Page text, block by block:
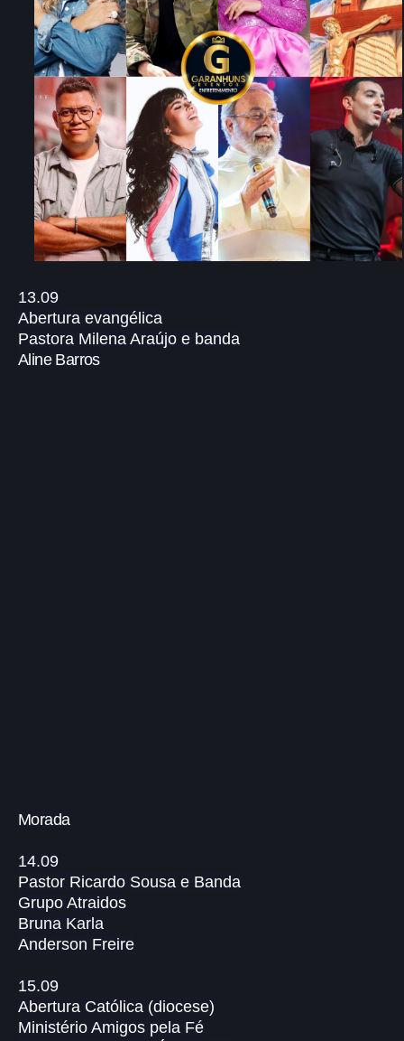
13.09
Abertura evangélica
Pastora Milena Araújo e banda
Aline Barros
Morada
14.09
Pastor Ricardo Sousa e Banda
Grupo Atraidos
Bruna Karla
Anderson Freire
15.09
Abertura Católica (diocese)
Ministério Amigos pela Fé